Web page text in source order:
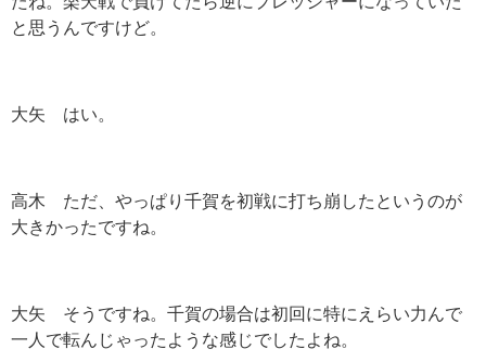
と思うんですけど。
大矢 はい。
高木 ただ、やっぱり千賀を初戦に打ち崩したというのが
大きかったですね。
大矢 そうですね。千賀の場合は初回に特にえらい力んで
一人で転んじゃったような感じでしたよね。